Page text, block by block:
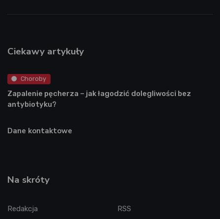
Ciekawy artykuły
Choroby
Zapalenie pęcherza – jak łagodzić dolegliwości bez
antybiotyku?
Dane kontaktowe
Na skróty
Redakcja
RSS